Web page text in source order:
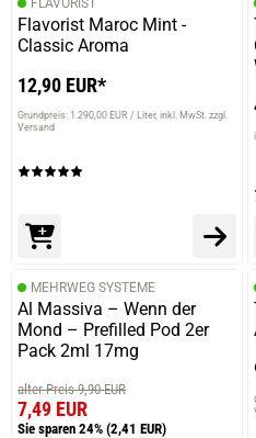
verifizierter Onlinekauf.
Angemischt mit 70/30 VPG,
Super. Für den Sommer
Uwe J.
Angemischt mit 70/30 VPG,
Andreas J.
verifizierter Onlinekauf.
FLAVORIST
Flavorist Maroc Mint -
Classic Aroma
12,90 EUR*
Grundpreis: 1.290,00 EUR / Liter inkl. MwSt. zzgl.
Versand
MEHRWEG SYSTEME
Al Massiva – Wenn der
Mond – Prefilled Pod 2er
Pack 2ml 17mg
alter Preis 9,90 EUR
7,49 EUR
Sie sparen 24% (2,41 EUR)